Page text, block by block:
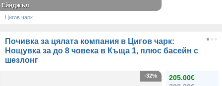
Ейнджъл
Цигов чарк
Почивка за цялата компания в Цигов чарк:
Нощувка за до 8 човека в Къща 1, плюс басейн с
шезлонг
205.00€
-32%